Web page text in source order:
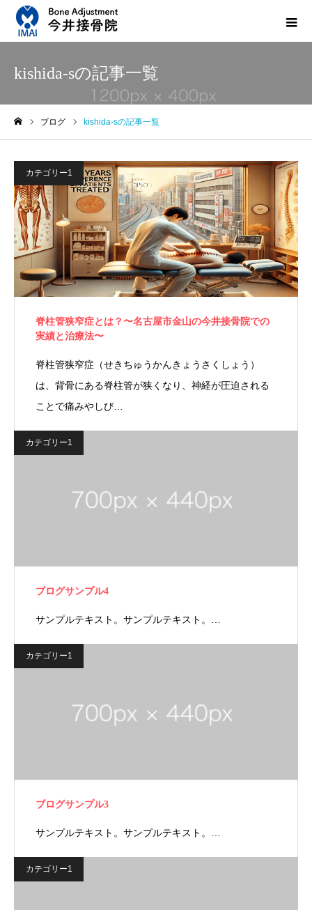
kishida-sの記事一覧
ブログ kishida-sの記事一覧
カテゴリー1
脊柱管狭窄症とは？〜名古屋市金山の今井接骨院での
実績と治療法〜
脊柱管狭窄症（せきちゅうかんきょうさくしょう）
は、背骨にある脊柱管が狭くなり、神経が圧迫される
ことで痛みやしび…
カテゴリー1
ブログサンプル4
サンプルテキスト。サンプルテキスト。…
カテゴリー1
ブログサンプル3
サンプルテキスト。サンプルテキスト。…
カテゴリー1